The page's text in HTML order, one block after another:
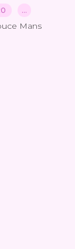
…
Mans